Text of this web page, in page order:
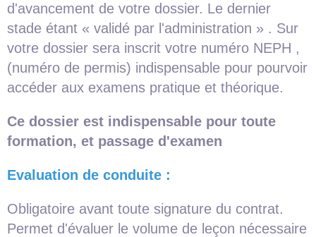
d'avancement de votre dossier. Le dernier
stade étant « validé par l'administration » . Sur
votre dossier sera inscrit votre numéro NEPH ,
(numéro de permis) indispensable pour pourvoir
accéder aux examens pratique et théorique.
Ce dossier est indispensable pour toute
formation, et passage d'examen
Evaluation de conduite :
Obligatoire avant toute signature du contrat.
Permet d'évaluer le volume de leçon nécessaire